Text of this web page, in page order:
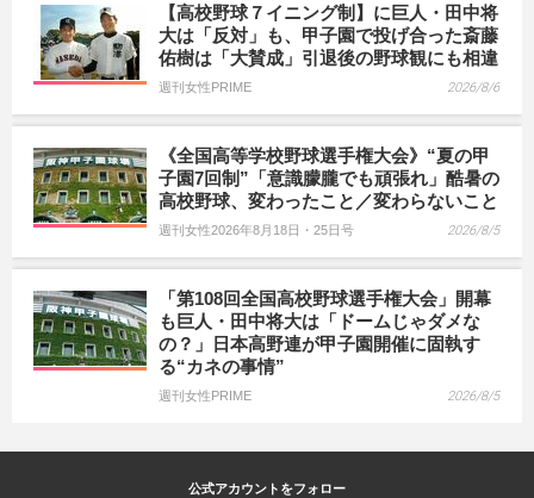
【高校野球７イニング制】に巨人・田中将
大は「反対」も、甲子園で投げ合った斎藤
佑樹は「大賛成」引退後の野球観にも相違
週刊女性PRIME 2026/8/6
《全国高等学校野球選手権大会》“夏の甲
子園7回制”「意識朦朧でも頑張れ」酷暑の
高校野球、変わったこと／変わらないこと
週刊女性2026年8月18日・25日号 2026/8/5
「第108回全国高校野球選手権大会」開幕
も巨人・田中将大は「ドームじゃダメな
の？」日本高野連が甲子園開催に固執す
る“カネの事情”
週刊女性PRIME 2026/8/5
公式アカウントをフォロー